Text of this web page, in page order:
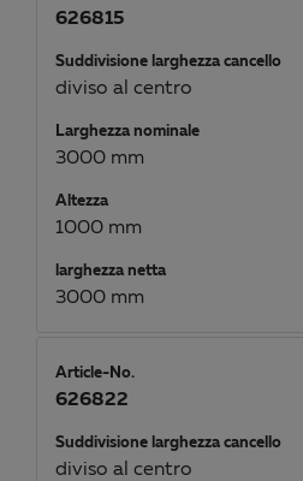
626815
Suddivisione larghezza cancello
diviso al centro
Larghezza nominale
3000 mm
Altezza
1000 mm
larghezza netta
3000 mm
Article-No.
626822
Suddivisione larghezza cancello
diviso al centro